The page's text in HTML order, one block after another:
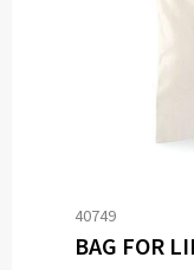
40749
BAG FOR